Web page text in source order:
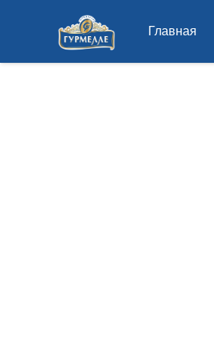
Главная